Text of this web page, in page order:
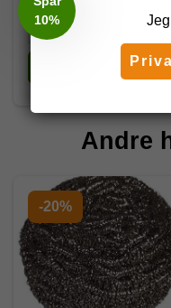
Køb
Andre
-20%
10%